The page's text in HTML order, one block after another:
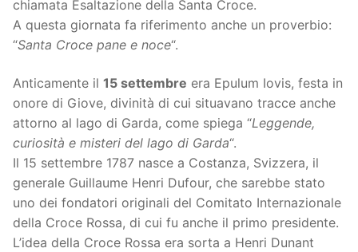
chiamata Esaltazione della Santa Croce.
A questa giornata fa riferimento anche un proverbio:
“Santa Croce pane e noce“.
Anticamente il 15 settembre era Epulum Iovis, festa in
onore di Giove, divinità di cui situavano tracce anche
attorno al lago di Garda, come spiega “Leggende,
curiosità e misteri del lago di Garda“.
Il 15 settembre 1787 nasce a Costanza, Svizzera, il
generale Guillaume Henri Dufour, che sarebbe stato
uno dei fondatori originali del Comitato Internazionale
della Croce Rossa, di cui fu anche il primo presidente.
L’idea della Croce Rossa era sorta a Henri Dunant